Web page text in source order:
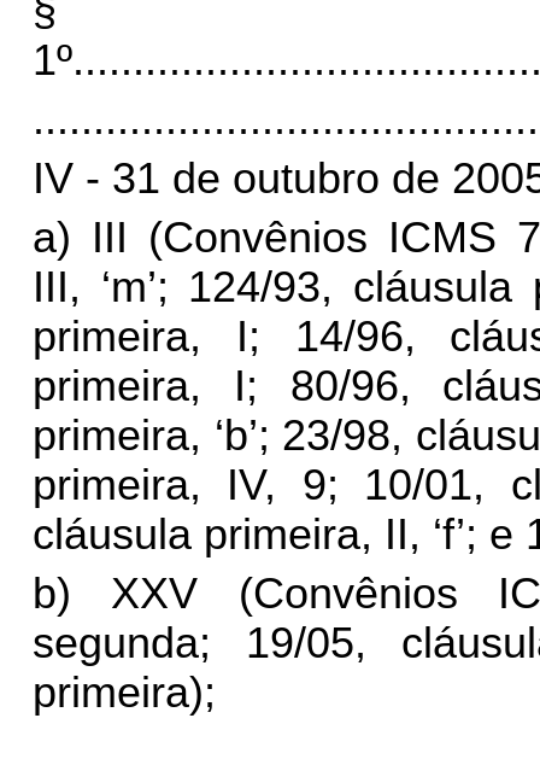
§
1º
IV - 31 de outubro de
a) III (Convênios ICMS
III, ‘m’; 124/93,
primeira, I; 14/96,
primeira, I; 80/96,
primeira, ‘b’; 23/98,
primeira, IV, 9; 10/01,
cláusula primeira, II, ‘f’;
b) XXV (Convênios
segunda; 19/05,
primeira);